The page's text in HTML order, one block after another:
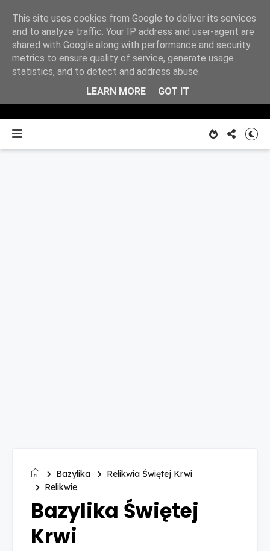
Z
notatnika
O MNIE
Bazylika
Relikwia Świętej Krwi
Relikwie
Bazylika Świętej
Krwi
This site uses cookies from Google to deliver its services
and to analyze traffic. Your IP address and user-agent are
shared with Google along with performance and security
metrics to ensure quality of service, generate usage
statistics, and to detect and address abuse.
LEARN MORE
GOT IT